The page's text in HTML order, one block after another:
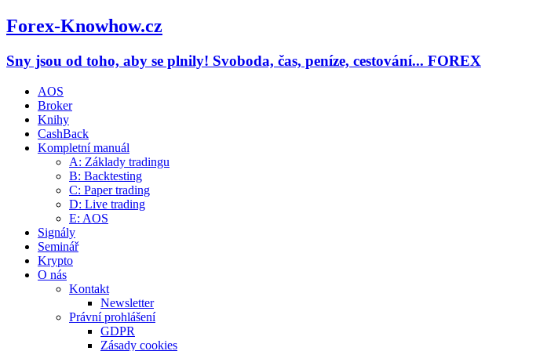
Forex-Knowhow.cz
Sny jsou od toho, aby se plnily! Svoboda, čas, peníze, cestování... FOREX
AOS
Broker
Knihy
CashBack
Kompletní manuál
A: Základy tradingu
B: Backtesting
C: Paper trading
D: Live trading
E: AOS
Signály
Seminář
Krypto
O nás
Kontakt
Newsletter
Právní prohlášení
GDPR
Zásady cookies